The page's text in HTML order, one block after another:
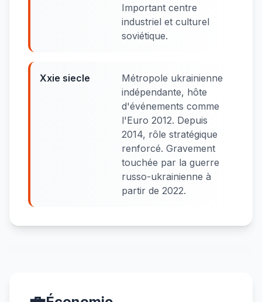
Important centre
industriel et culturel
soviétique.
Xxie siecle
Métropole ukrainienne
indépendante, hôte
d'événements comme
l'Euro 2012. Depuis
2014, rôle stratégique
renforcé. Gravement
touchée par la guerre
russo-ukrainienne à
partir de 2022.